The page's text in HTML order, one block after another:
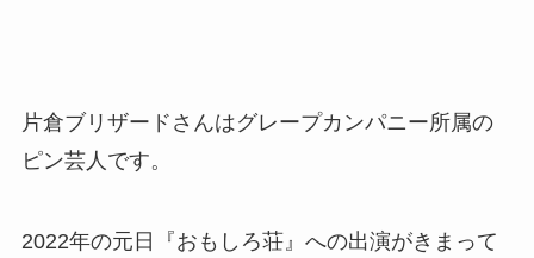
片倉ブリザードさんはグレープカンパニー所属の
ピン芸人です。
2022年の元日『おもしろ荘』への出演がきまって